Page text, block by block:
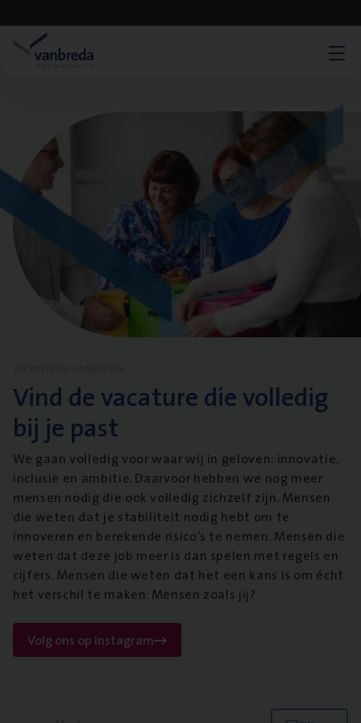
Vind de vacature die volledig
bij je past
We gaan volledig voor waar wij in geloven: innovatie,
inclusie en ambitie. Daarvoor hebben we nog meer
mensen nodig die ook volledig zichzelf zijn. Mensen
die weten dat je stabiliteit nodig hebt om te
innoveren en berekende risico’s te nemen. Mensen die
weten dat deze job meer is dan spelen met regels en
cijfers. Mensen die weten dat het een kans is om écht
het verschil te maken. Mensen zoals jij?
Volg ons op instagram